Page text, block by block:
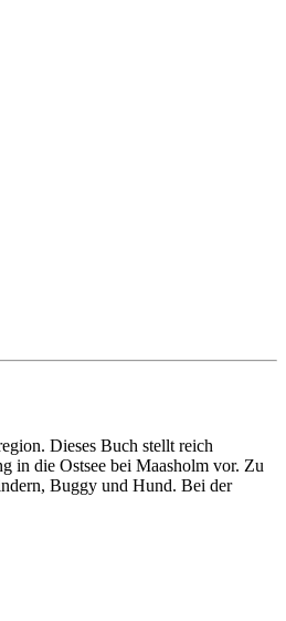
Dieses Buch stellt reich
in die Ostsee bei Maasholm vor. Zu
Buggy und Hund. Bei der